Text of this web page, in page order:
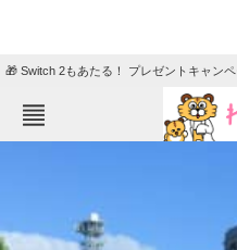
🎁 Switch 2もあたる！ プレゼントキャンペ